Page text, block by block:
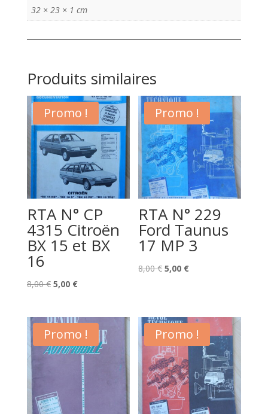
32 × 23 × 1 cm
Produits similaires
Promo !
RTA N° CP
4315 Citroën
BX 15 et BX
16
8,00€ Le
initial
était :
8,00 €.
5,00 €Le
actuel
est :
5,00 €.
Promo !
RTA N° 229
Ford Taunus
17 MP 3
8,00€ Le
était :
8,00 €.
5,00 €Le
est :
5,00 €.
Promo ! Promo !